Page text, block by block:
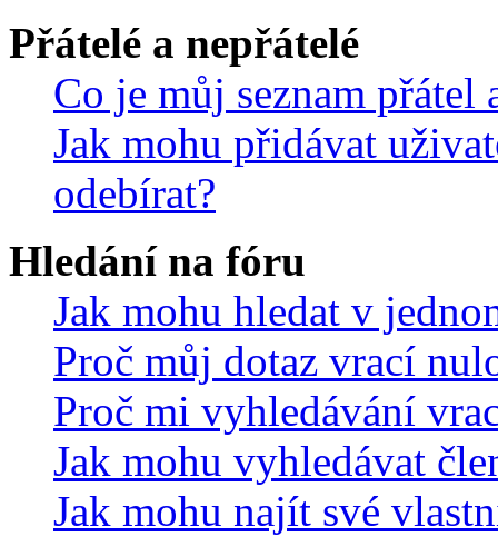
Přátelé a nepřátelé
Co je můj seznam přátel
Jak mohu přidávat
odebírat?
Hledání na fóru
Jak mohu hledat v
Proč můj dotaz vrací
Proč mi vyhledávání
Jak mohu vyhledávat
Jak mohu najít své